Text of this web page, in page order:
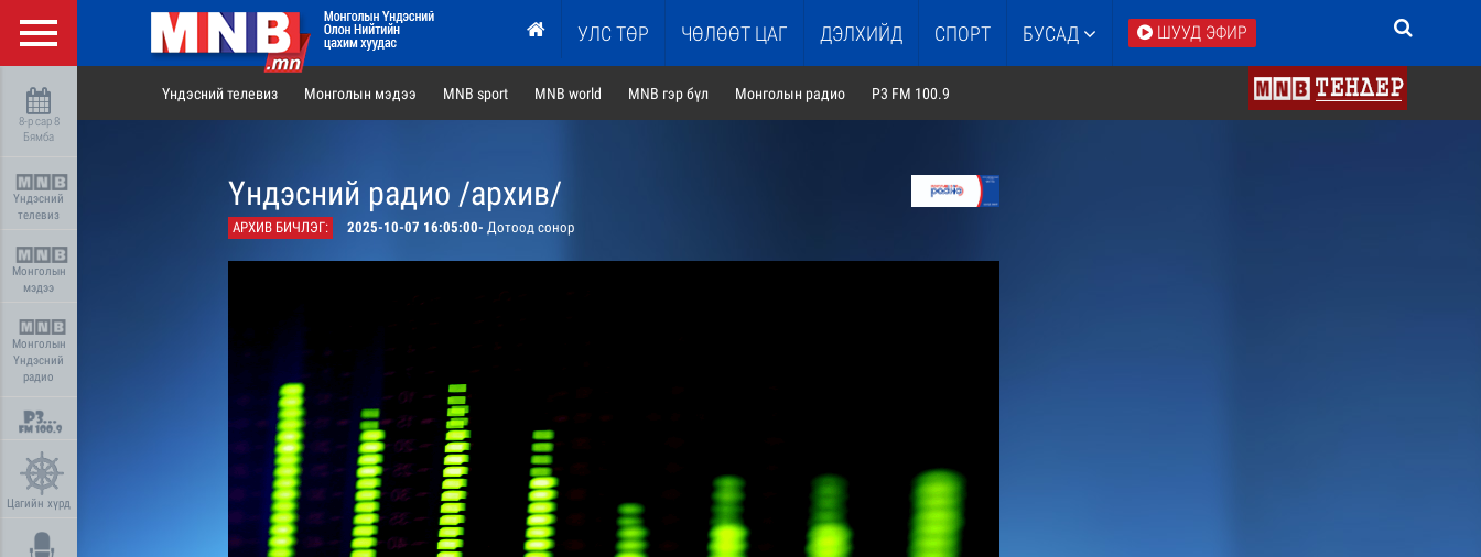
УЛС ТӨР ЧӨЛӨӨТ ЦАГ ДЭЛХИЙД СПОРТ БУСАД ШУУД ЭФИР
8-р сар 8
Бямба
Үндэсний
телевиз
Монголын
мэдээ
Монголын
Үндэсний
радио
Цагийн хүрд
Үндэсний телевиз Монголын мэдээ MNB sport MNB world MNB гэр бүл Монголын радио P3 FM 100.9
Үндэсний радио /архив/
АРХИВ БИЧЛЭГ: 2025-10-07 16:05:00- Дотоод сонор